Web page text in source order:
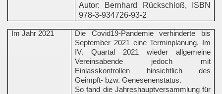
Autor: Bernhard Rückschloß, ISBN
978-3-934726-93-2
Im Jahr 2021
Die Covid19-Pandemie verhinderte bis
September 2021 eine Terminplanung. Im
IV. Quartal 2021 wieder allgemeine
Vereinsabende jedoch mit
Einlasskontrollen hinsichtlich des
Geimpft- bzw. Genesenenstatus.
So fand die Jahreshauptversammlung für